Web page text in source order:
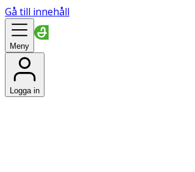
Gå till innehåll
Meny
Logga in